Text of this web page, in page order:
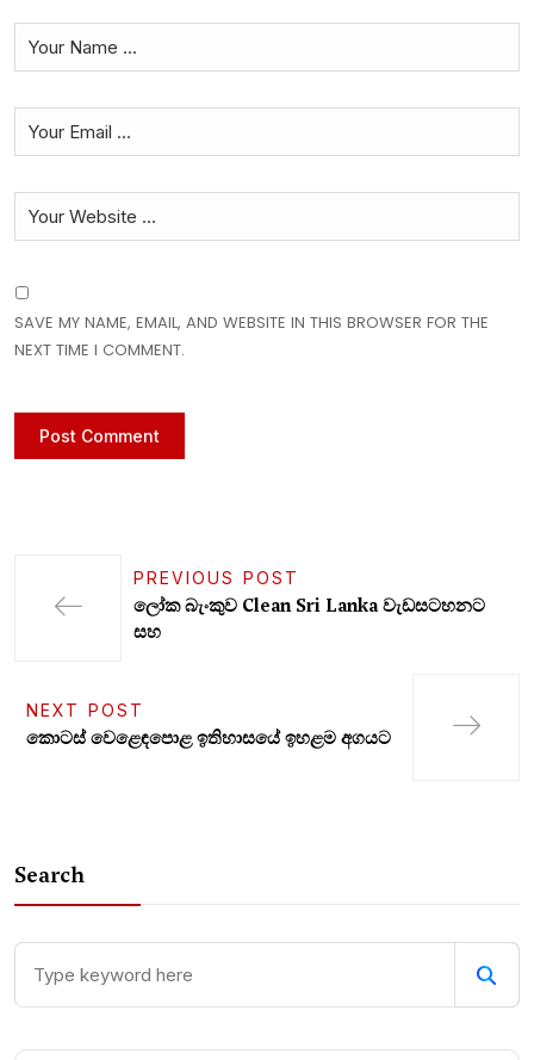
SAVE MY NAME, EMAIL, AND WEBSITE IN THIS BROWSER FOR THE
NEXT TIME I COMMENT.
PREVIOUS POST
ලෝක බැංකුව Clean Sri Lanka වැඩසටහනට
සහ
NEXT POST
කොටස් වෙළෙ­ඳ­පො­ළ ඉතිහාසයේ ඉහළම අගයට
Search